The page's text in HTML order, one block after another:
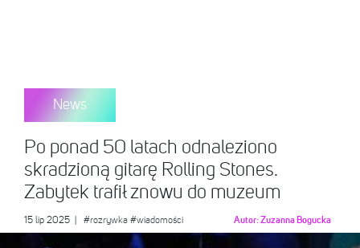
News
Po ponad 50 latach odnaleziono
skradzioną gitarę Rolling Stones.
Zabytek trafił znowu do muzeum
15 lip 2025 #rozrywka #wiadomości Autor:Zuzanna Bogucka